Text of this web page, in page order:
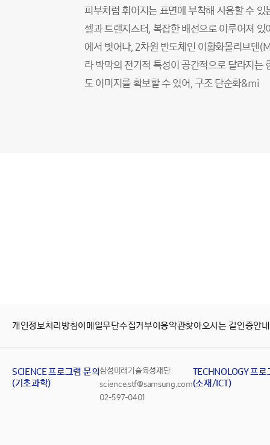
피부처럼 휘어지는 표면에 부착해 사용할 수
셀과 트랜지스터, 복잡한 배선으로 이루어져
에서 벗어나, 2차원 반도체인 이황화몰리브덴
라 박막의 전기적 특성이 공간적으로 달라지는
도 이미지를 확보할 수 있어, 구조 단순화&mi
개인정보처리방침이메일무단수집거부이용약관찾아오시는 길인증안내
SCIENCE 프로그램 문의
(기초과학)
삼성미래기술육성재단
science.stf@samsung.com
02-597-0401
TECHNOLOGY 프로
(소재/ICT)